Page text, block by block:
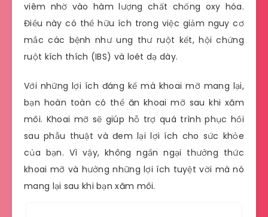
viêm nhờ vào hàm lượng chất chống oxy hóa.
Điều này có thể hữu ích trong việc giảm nguy cơ
mắc các bệnh như ung thư ruột kết, hội chứng
ruột kích thích (IBS) và loét dạ dày.
Với những lợi ích đáng kể mà khoai mỡ mang lại,
bạn hoàn toàn có thể ăn khoai mỡ sau khi xăm
môi. Khoai mỡ sẽ giúp hỗ trợ quá trình phục hồi
sau phẫu thuật và đem lại lợi ích cho sức khỏe
của bạn. Vì vậy, không ngần ngại thưởng thức
khoai mỡ và hưởng những lợi ích tuyệt vời mà nó
mang lại sau khi bạn xăm môi.